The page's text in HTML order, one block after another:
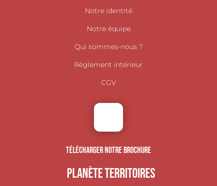
Notre identité
Notre équipe
Qui sommes-nous ?
Règlement intérieur
CGV
TÉLÉCHARGER NOTRE BROCHURE
Planète Territoires